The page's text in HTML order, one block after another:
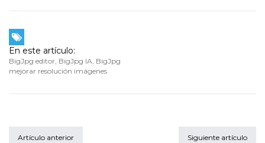
En este artículo:
BigJpg editor, BigJpg IA, BigJpg
mejorar resolución imágenes
Artículo anterior Siguiente artículo